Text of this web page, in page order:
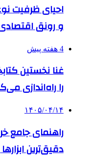
احیای ظرفیت
و رونق
4 هفته پیش
غنا نخستین
را راه‌اندازی
۱۴۰۵/۰۴/۱۴
راهنمای جامع
دقیق‌ترین ابزارها